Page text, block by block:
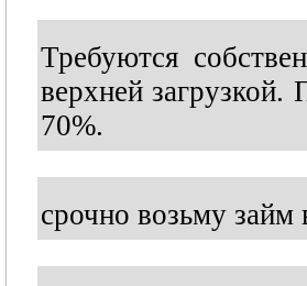
Требуются
верхней
70%.
срочно возьму займ